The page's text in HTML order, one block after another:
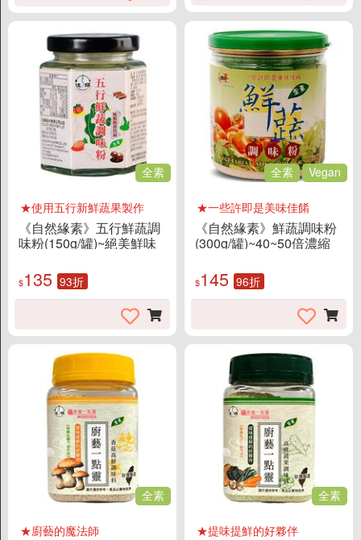
可可/咖啡
精選品牌
全素
★使用五行新鮮蔬果製作
《自然緣素》五行鮮蔬調
味粉(150g/罐)~絕美鮮味
$135 93折
全素 Vegan
★一些許即是美味佳餚
《自然緣素》鮮蔬調味粉
(300g/罐)~40~50倍濃縮
$145 96折
全素
★廚藝的魔法師
全素
★提味提鮮的好夥伴